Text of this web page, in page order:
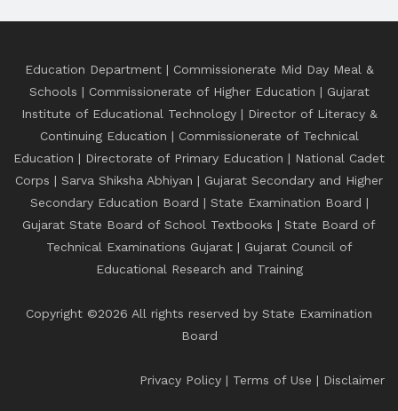
Education Department | Commissionerate Mid Day Meal &
Schools | Commissionerate of Higher Education | Gujarat
Institute of Educational Technology | Director of Literacy &
Continuing Education | Commissionerate of Technical
Education | Directorate of Primary Education | National Cadet
Corps | Sarva Shiksha Abhiyan | Gujarat Secondary and Higher
Secondary Education Board | State Examination Board |
Gujarat State Board of School Textbooks | State Board of
Technical Examinations Gujarat | Gujarat Council of
Educational Research and Training
Copyright ©2026 All rights reserved by State Examination
Board
Privacy Policy | Terms of Use | Disclaimer